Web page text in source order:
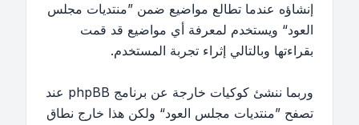
إنشاؤه عندما تطالع مواضيع ضمن ”منتديات مجلس
العود“ ويستخدم لمعرفة أي مواضيع قد قمت
بقراءتها وبالتالي إثراء تجربة المستخدم.
وربما ننشئ كوكيات خارجة عن برنامج phpBB عند
تصفح ”منتديات مجلس العود“ ولكن هذا خارج نطاق